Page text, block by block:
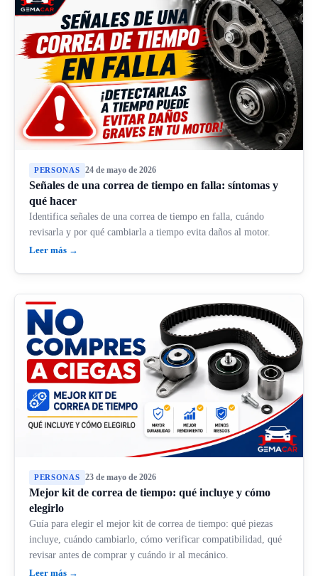
PERSONAS 24 de mayo de 2026
Señales de una correa de tiempo en falla: síntomas y
qué hacer
Identifica señales de una correa de tiempo en falla, cuándo
revisarla y por qué cambiarla a tiempo evita daños al motor.
Leer más →
PERSONAS 23 de mayo de 2026
Mejor kit de correa de tiempo: qué incluye y cómo
elegirlo
Guía para elegir el mejor kit de correa de tiempo: qué piezas
incluye, cuándo cambiarlo, cómo verificar compatibilidad, qué
revisar antes de comprar y cuándo ir al mecánico.
Leer más →